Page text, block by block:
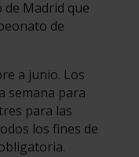
de Madrid que
de
a junio. Los
semana para
para las
los fines de